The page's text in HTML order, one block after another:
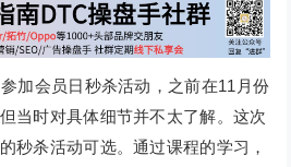
加会员日秒杀活动，之前在11月份
当时对具体细节并不太了解。这次
秒杀活动可选。通过课程的学习，